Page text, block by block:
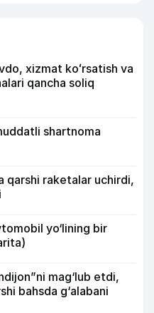
xizmat koʻrsatish va
qancha soliq
shartnoma
qarshi raketalar uchirdi,
yo‘lining bir
mag‘lub etdi,
bahsda g‘alabani